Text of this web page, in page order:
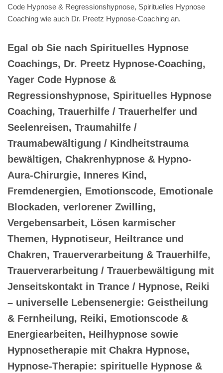
Code Hypnose & Regressionshypnose, Spirituelles Hypnose
Coaching wie auch Dr. Preetz Hypnose-Coaching an.
Egal ob Sie nach Spirituelles Hypnose
Coachings, Dr. Preetz Hypnose-Coaching,
Yager Code Hypnose &
Regressionshypnose, Spirituelles Hypnose
Coaching, Trauerhilfe / Trauerhelfer und
Seelenreisen, Traumahilfe /
Traumabewältigung / Kindheitstrauma
bewältigen, Chakrenhypnose & Hypno-
Aura-Chirurgie, Inneres Kind,
Fremdenergien, Emotionscode, Emotionale
Blockaden, verlorener Zwilling,
Vergebensarbeit, Lösen karmischer
Themen, Hypnotiseur, Heiltrance und
Chakren, Trauerverarbeitung & Trauerhilfe,
Trauerverarbeitung / Trauerbewältigung mit
Jenseitskontakt in Trance / Hypnose, Reiki
– universelle Lebensenergie: Geistheilung
& Fernheilung, Reiki, Emotionscode &
Energiearbeiten, Heilhypnose sowie
Hypnosetherapie mit Chakra Hypnose,
Hypnose-Therapie: spirituelle Hypnose &